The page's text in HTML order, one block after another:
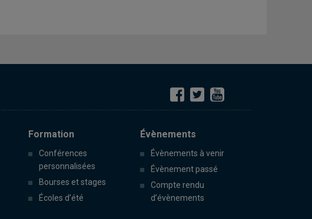
Formation
Conférences
personnalisées
Bourses et stages
Écoles d’été
Évènements
Évènements à venir
Évènement passé
Compte rendu
d’évènements